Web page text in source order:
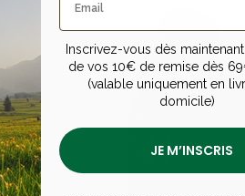
Inscrivez-vous dès
de vos 10€ de remise dès
(valable uniquement en
domicile)
JE M’INSCRIS